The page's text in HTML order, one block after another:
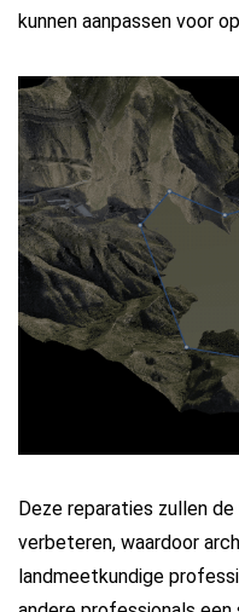
kunnen aanpassen voor
Deze reparaties zullen
verbeteren, waardoor
landmeetkundige